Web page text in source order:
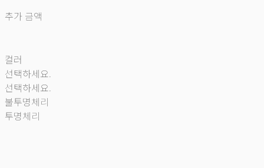
추가 금액
컬러
선택하세요.
선택하세요.
불투명체리
투명체리